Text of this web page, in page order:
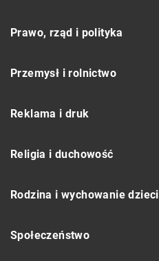
Prawo, rząd i polityka
Przemysł i rolnictwo
Reklama i druk
Religia i duchowość
Rodzina i wychowanie dzieci
Społeczeństwo